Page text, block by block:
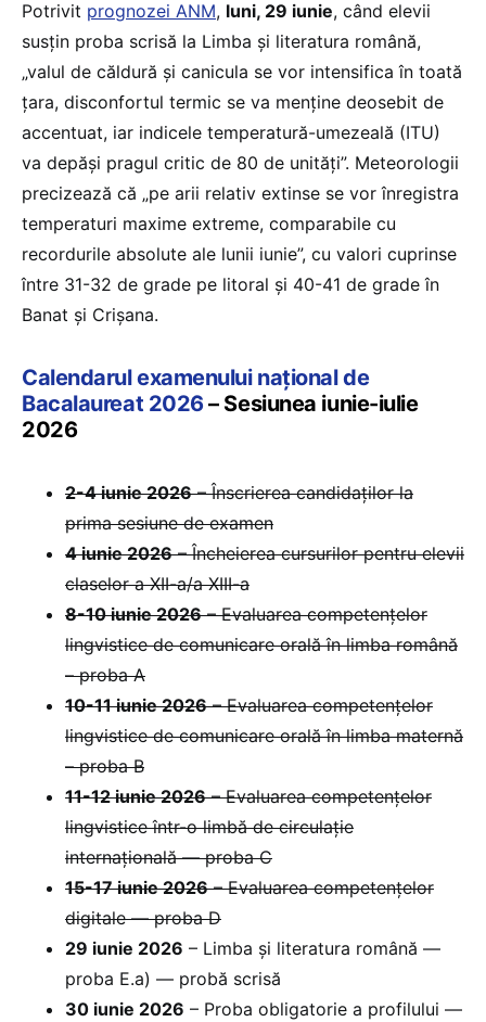
Potrivit prognozei ANM, luni, 29 iunie, când elevii
susțin proba scrisă la Limba și literatura română,
„valul de căldură și canicula se vor intensifica în toată
țara, disconfortul termic se va menține deosebit de
accentuat, iar indicele temperatură-umezeală (ITU)
va depăși pragul critic de 80 de unități”. Meteorologii
precizează că „pe arii relativ extinse se vor înregistra
temperaturi maxime extreme, comparabile cu
recordurile absolute ale lunii iunie”, cu valori cuprinse
între 31-32 de grade pe litoral și 40-41 de grade în
Banat și Crișana.
Calendarul examenului național de
Bacalaureat 2026– Sesiunea iunie-iulie
2026
2-4 iunie 2026– Înscrierea candidaților la
prima sesiune de examen
4 iunie 2026– Încheierea cursurilor pentru elevii
claselor a XII-a/a XIII-a
8-10 iunie 2026– Evaluarea competențelor
lingvistice de comunicare orală în limba română
– proba A
10-11 iunie 2026– Evaluarea competențelor
lingvistice de comunicare orală în limba maternă
– proba B
11-12 iunie 2026– Evaluarea competențelor
lingvistice într-o limbă de circulație
internațională — proba C
15-17 iunie 2026– Evaluarea competențelor
digitale — proba D
29 iunie 2026 – Limba și literatura română —
proba E.a) — probă scrisă
30 iunie 2026 – Proba obligatorie a profilului —